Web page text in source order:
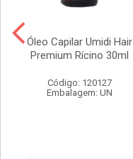
Óleo Capilar Umidi Hair
Premium Rícino 30ml
Código: 120127
Embalagem: UN